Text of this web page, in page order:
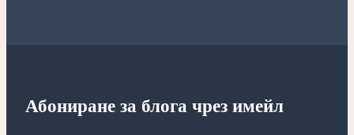
Абониране за блога чрез имейл